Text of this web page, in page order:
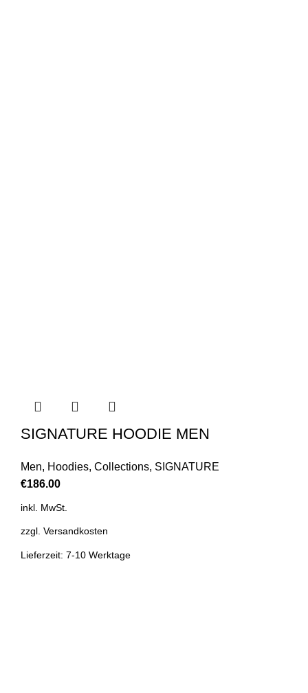
SIGNATURE HOODIE MEN
Men, Hoodies, Collections, SIGNATURE
€186.00
inkl. MwSt.
zzgl. Versandkosten
Lieferzeit: 7-10 Werktage